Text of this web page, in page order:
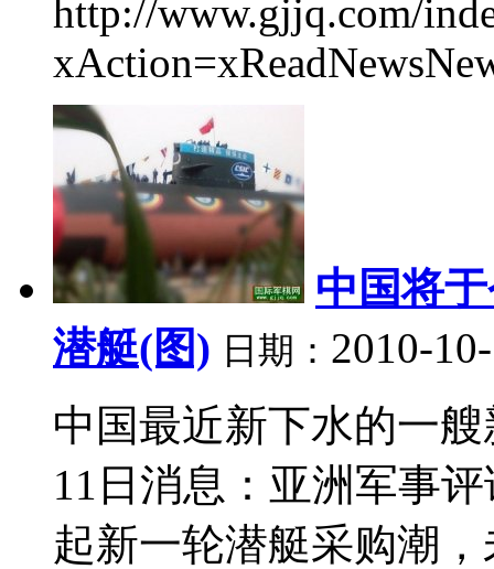
http://www.gjjq.com/
中国将
潜艇(图) 日期： 2010-
中国最近新下水的一
11日消息：亚洲军事
起新一轮潜艇采购潮